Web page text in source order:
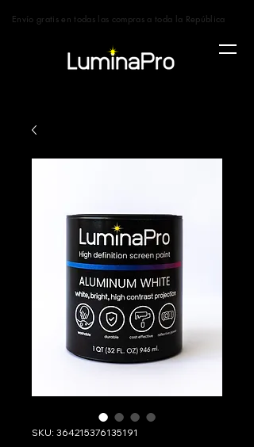
Envío gratis en todas las compras a toda la República
SKU: 364215376135191